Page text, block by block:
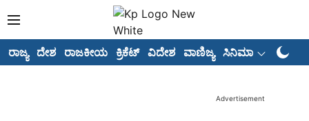
ರಾಜ್ಯ ದೇಶ ರಾಜಕೀಯ ಕ್ರಿಕೆಟ್ ವಿದೇಶ ವಾಣಿಜ್ಯ ಸಿನಿಮಾ
Advertisement